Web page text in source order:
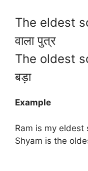
The eldest
वाला पुत्र
The oldest
बड़ा
Example
Ram is my eldest
Shyam is the